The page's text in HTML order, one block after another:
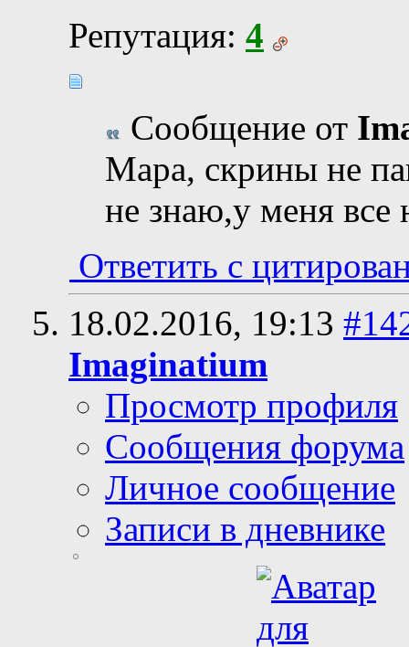
Репутация: 4
Сообщение от
Мара, скрины не
не знаю,у меня все
Ответить с
18.02.2016, 19:13
Imaginatium
Просмотр профиля
Сообщения форума
Личное сообщение
Записи в дневнике